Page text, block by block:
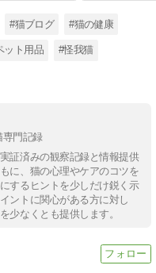
#猫ブログ #猫の健康
ット用品 #怪我猫
専門記録
証済みの観察記録と情報提供
に、猫の心理やケアのコツを
するヒントを少しだけ鋭く示
ントに関心がある方に対し
少なくとも提供します。